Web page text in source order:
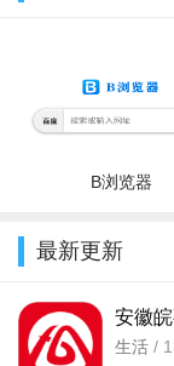
B浏览器
最新更新
安徽
2026
生活 /